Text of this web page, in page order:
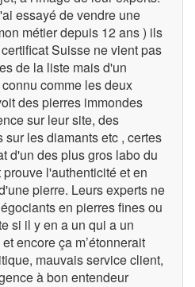
essayé de vendre une
métier depuis 12 ans ) ils
Suisse ne vient pas
de la liste mais d'un
comme les deux
des pierres immondes
sur leur site, des
les diamants etc , certes
d'un des plus gros labo du
l'authenticité et en
pierre. Leurs experts ne
en pierres fines ou
si il y en a un qui a un
encore ça m’étonnerait
mauvais service client,
à bon entendeur